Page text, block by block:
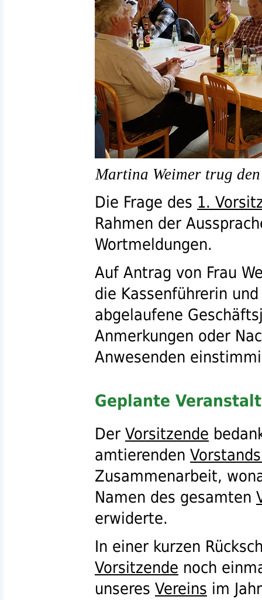
Martina Weimer trug
Die Frage des 1.
Rahmen der
Wortmeldungen.
Auf Antrag von Frau
die Kassenführerin
abgelaufene
Anmerkungen oder
Anwesenden
Geplante
Der Vorsitzende
amtierenden
Zusammenarbeit,
Namen des gesamten
erwiderte.
In einer kurzen
Vorsitzende noch
unseres Vereins im